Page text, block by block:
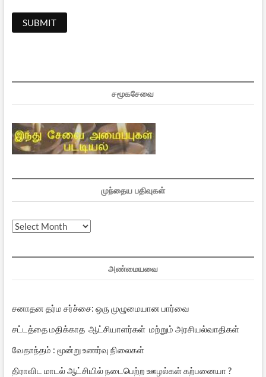
சமூகசேவை
முந்தைய பதிவுகள்
முந்தைய
அண்மையவை
சனாதன தர்ம சர்ச்சை: ஒரு முழுமையான பார்வை
சட்டத்தை மதிக்காத ஆட்சியாளர்கள் மற்றும் அரசியல்வாதிகள்
வேதாந்தம் : மூன்று உணர்வு நிலைகள்
திராவிட மாடல் ஆட்சியில் நடைபெற்ற ஊழல்கள் கற்பனையா ?